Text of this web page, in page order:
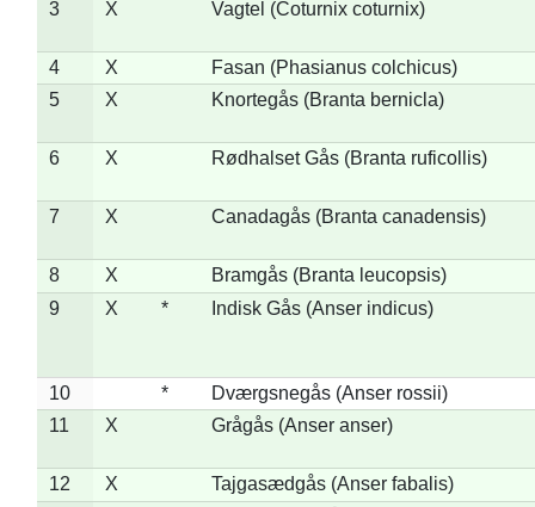
3 X Vagtel (Coturnix coturnix)
4 X
Fasan (Phasianus colchicus)
5
X Knortegås (Branta bernicla)
6 X Rødhalset Gås (Branta ruficollis)
7 X Canadagås (Branta canadensis)
8 X
Bramgås (Branta leucopsis)
9
X * Indisk Gås (Anser indicus)
10 *
Dværgsnegås (Anser rossii)
11
X Grågås (Anser anser)
12 X
Tajgasædgås (Anser fabalis)